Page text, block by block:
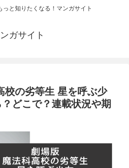
っと知りたくなる！マンガサイト
ガサイト
校の劣等生 星を呼ぶ少
どこで？連載状況や期